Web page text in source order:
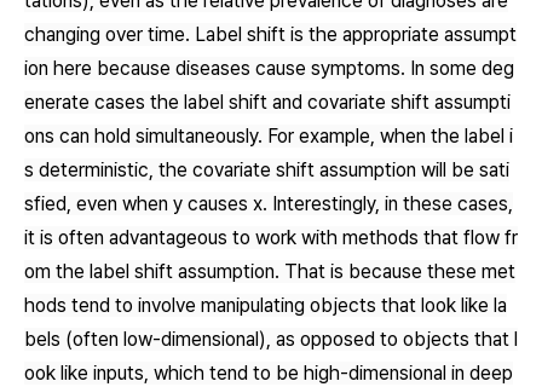
changing over time. Label shift is the appropriate assumpt
ion here because diseases cause symptoms. In some deg
enerate cases the label shift and covariate shift assumpti
ons can hold simultaneously. For example, when the label i
s deterministic, the covariate shift assumption will be sati
sfied, even when y causes x. Interestingly, in these cases,
it is often advantageous to work with methods that flow fr
om the label shift assumption. That is because these met
hods tend to involve manipulating objects that look like la
bels (often low-dimensional), as opposed to objects that l
ook like inputs, which tend to be high-dimensional in deep